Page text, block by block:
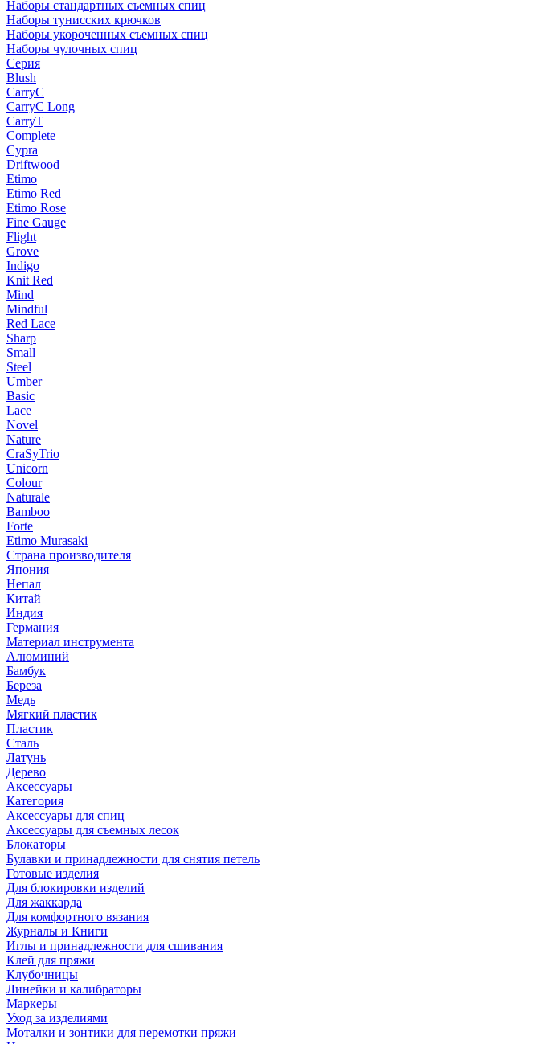
Наборы стандартных съемных спиц
Наборы тунисских крючков
Наборы укороченных съемных спиц
Наборы чулочных спиц
Серия
Blush
CarryC
CarryC Long
CarryT
Complete
Cypra
Driftwood
Etimo
Etimo Red
Etimo Rose
Fine Gauge
Flight
Grove
Indigo
Knit Red
Mind
Mindful
Red Lace
Sharp
Small
Steel
Umber
Basic
Lace
Novel
Nature
CraSyTrio
Unicorn
Colour
Naturale
Bamboo
Forte
Etimo Murasaki
Страна производителя
Япония
Непал
Китай
Индия
Германия
Материал инструмента
Алюминий
Бамбук
Береза
Медь
Мягкий пластик
Пластик
Сталь
Латунь
Дерево
Аксессуары
Категория
Аксессуары для спиц
Аксессуары для съемных лесок
Блокаторы
Булавки и принадлежности для снятия петель
Готовые изделия
Для блокировки изделий
Для жаккарда
Для комфортного вязания
Журналы и Книги
Иглы и принадлежности для сшивания
Клей для пряжи
Клубочницы
Линейки и калибраторы
Маркеры
Уход за изделиями
Моталки и зонтики для перемотки пряжи